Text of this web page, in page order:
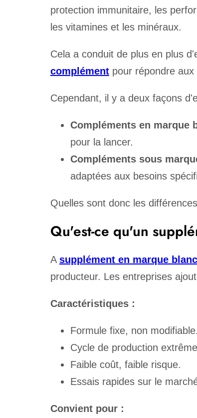
protection immunitaire, les
les vitamines et les minéraux.
Cela a conduit de plus en plus
complémentpour répondre aux
Cependant, il y a deux façons
Compléments en marque
pour la lancer.
Compléments sous
adaptées aux besoins
Quelles sont donc les
Qu'est-ce qu'un
A supplément en marque
producteur. Les entreprises
Caractéristiques :
Formule fixe, non modifiable.
Cycle de production
Faible coût, faible risque.
Essais rapides sur le
Convient pour :